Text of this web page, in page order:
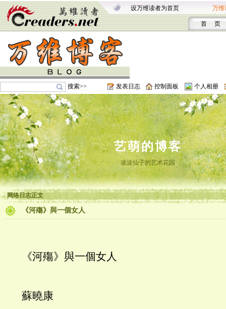
设万维读者为首页 万维
首 页
搜索>> 发表日志 控制面板 个人相册
艺萌的博客
凌波仙子的艺术花园
网络日志正文
《河殤》與一個女人
《河殤》與一個女人
蘇曉康